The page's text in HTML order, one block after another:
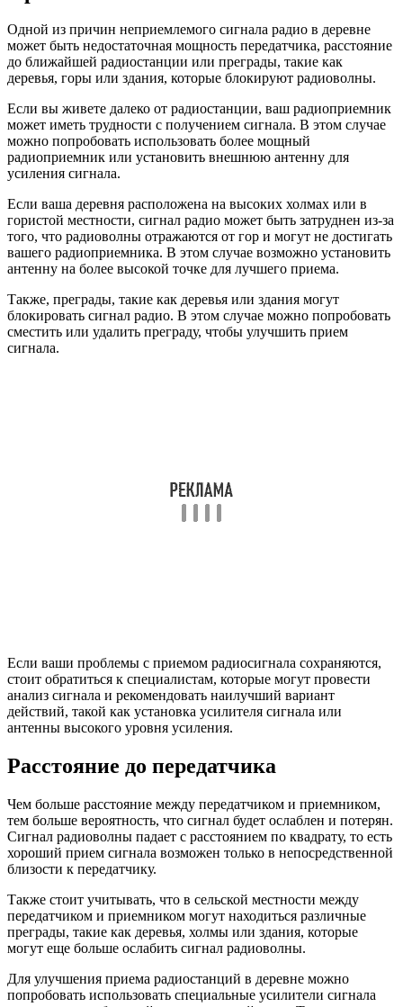
Одной из причин неприемлемого сигнала радио в деревне
может быть недостаточная мощность передатчика, расстояние
до ближайшей радиостанции или преграды, такие как
деревья, горы или здания, которые блокируют радиоволны.
Если вы живете далеко от радиостанции, ваш радиоприемник
может иметь трудности с получением сигнала. В этом случае
можно попробовать использовать более мощный
радиоприемник или установить внешнюю антенну для
усиления сигнала.
Если ваша деревня расположена на высоких холмах или в
гористой местности, сигнал радио может быть затруднен из-за
того, что радиоволны отражаются от гор и могут не достигать
вашего радиоприемника. В этом случае возможно установить
антенну на более высокой точке для лучшего приема.
Также, преграды, такие как деревья или здания могут
блокировать сигнал радио. В этом случае можно попробовать
сместить или удалить преграду, чтобы улучшить прием
сигнала.
Если ваши проблемы с приемом радиосигнала сохраняются,
стоит обратиться к специалистам, которые могут провести
анализ сигнала и рекомендовать наилучший вариант
действий, такой как установка усилителя сигнала или
антенны высокого уровня усиления.
Расстояние до передатчика
Чем больше расстояние между передатчиком и приемником,
тем больше вероятность, что сигнал будет ослаблен и потерян.
Сигнал радиоволны падает с расстоянием по квадрату, то есть
хороший прием сигнала возможен только в непосредственной
близости к передатчику.
Также стоит учитывать, что в сельской местности между
передатчиком и приемником могут находиться различные
преграды, такие как деревья, холмы или здания, которые
могут еще больше ослабить сигнал радиоволны.
Для улучшения приема радиостанций в деревне можно
попробовать использовать специальные усилители сигнала